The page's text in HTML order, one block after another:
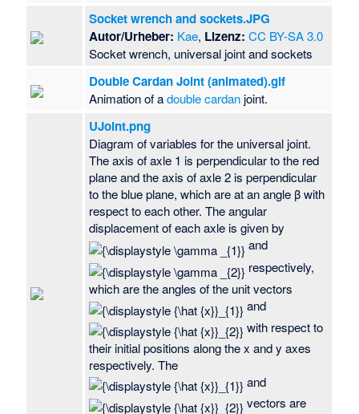
Socket wrench and sockets.JPG
Autor/Urheber: Kae, Lizenz: CC BY-SA 3.0
Socket wrench, universal joint and sockets
Double Cardan Joint (animated).gif
Animation of adouble cardan joint.
UJoint.png
Diagram of variables for the universal joint.
The axis of axle 1 is perpendicular to the red
plane and the axis of axle 2 is perpendicular
to the blue plane, which are at an angle β with
respect to each other. The angular
displacement of each axle is given by
and
respectively,
which are the angles of the unit vectors
and
with respect to
their initial positions along the x and y axes
respectively. The
and
vectors are